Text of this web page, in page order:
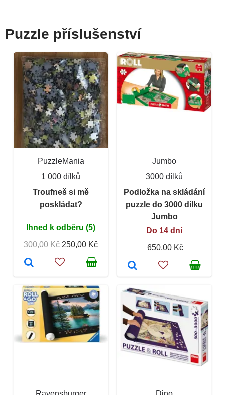
Puzzle příslušenství
PuzzleMania
1 000 dílků
Troufneš si mě
poskládat?
Ihned k odběru (5)
300,00 Kč 250,00 Kč
Jumbo
3000 dílků
Podložka na skládání
puzzle do 3000 dílku
Jumbo
Do 14 dní
650,00 Kč